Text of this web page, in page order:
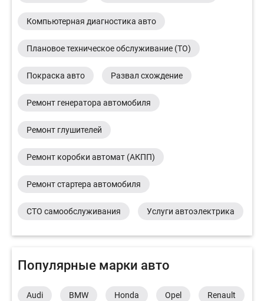
Компьютерная диагностика авто
Плановое техническое обслуживание (ТО)
Покраска авто Развал схождение
Ремонт генератора автомобиля
Ремонт глушителей
Ремонт коробки автомат (АКПП)
Ремонт стартера автомобиля
СТО самообслуживания Услуги автоэлектрика
Популярные марки авто
Audi BMW Honda Opel Renault